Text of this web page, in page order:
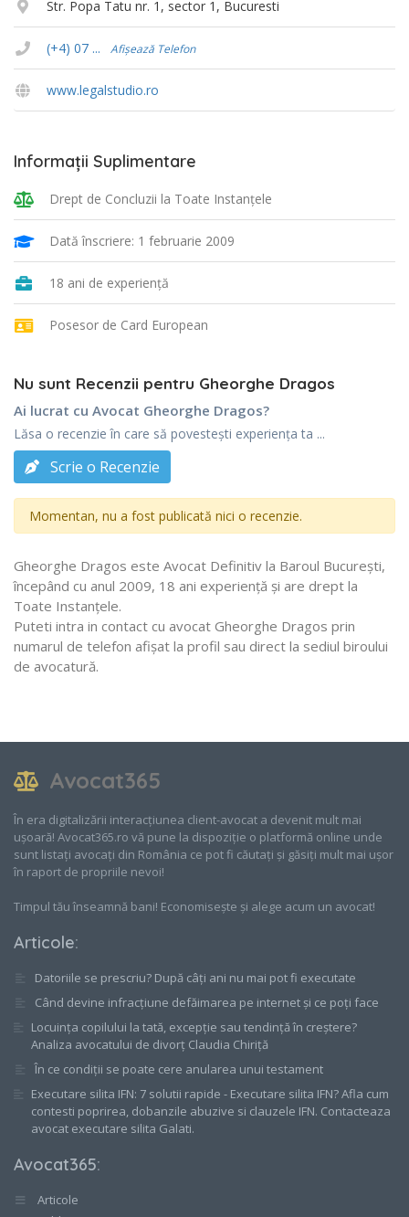
Str. Popa Tatu nr. 1, sector 1, Bucuresti
(+4) 07 ... Afișează Telefon
www.legalstudio.ro
Informații Suplimentare
Drept de Concluzii la Toate Instanţele
Dată înscriere: 1 februarie 2009
18 ani de experiență
Posesor de Card European
Nu sunt Recenzii pentru Gheorghe Dragos
Ai lucrat cu Avocat Gheorghe Dragos?
Lăsa o recenzie în care să povestești experiența ta ...
Scrie o Recenzie
Momentan, nu a fost publicată nici o recenzie.
Gheorghe Dragos este Avocat Definitiv la Baroul Bucureşti,
începând cu anul 2009, 18 ani experiență și are drept la
Toate Instanţele.
Puteti intra in contact cu avocat Gheorghe Dragos prin
numarul de telefon afișat la profil sau direct la sediul biroului
de avocatură.
Avocat365
În era digitalizării interacțiunea client-avocat a devenit mult mai
ușoară! Avocat365.ro vă pune la dispoziție o platformă online unde
sunt listați avocați din România ce pot fi căutați și găsiți mult mai ușor
în raport de propriile nevoi!
Timpul tău înseamnă bani! Economisește și alege acum un avocat!
Articole:
Datoriile se prescriu? După câți ani nu mai pot fi executate
Când devine infracțiune defăimarea pe internet și ce poți face
Locuința copilului la tată, excepție sau tendință în creștere?
Analiza avocatului de divorț Claudia Chiriță
În ce condiții se poate cere anularea unui testament
Executare silita IFN: 7 solutii rapide - Executare silita IFN? Afla cum
contesti poprirea, dobanzile abuzive si clauzele IFN. Contacteaza
avocat executare silita Galati.
Avocat365:
Articole